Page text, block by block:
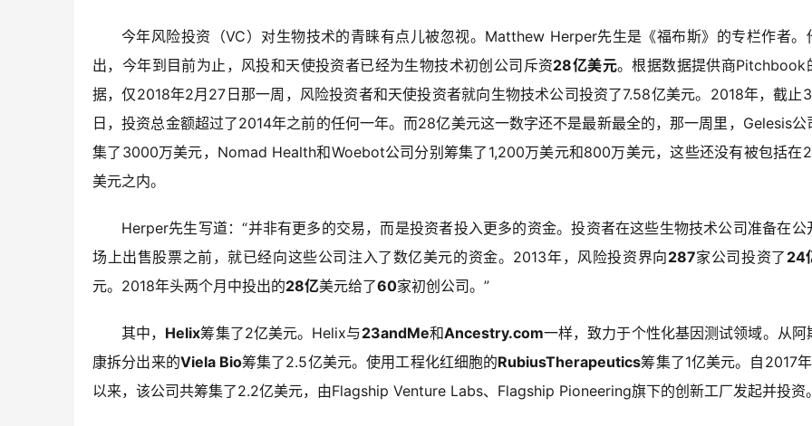
今年风险投资（VC）对生物技术的青睐有点儿被忽视。Matthew Herper先生是《福布斯》的专栏作者。
出，今年到目前为止，风投和天使投资者已经为生物技术初创公司斥资28亿美元。根据数据提供商Pitchbook
据，仅2018年2月27日那一周，风险投资者和天使投资者就向生物技术公司投资了7.58亿美元。2018年，截止
日，投资总金额超过了2014年之前的任何一年。而28亿美元这一数字还不是最新最全的，那一周里，Gelesis公
集了3000万美元，Nomad Health和Woebot公司分别筹集了1,200万美元和800万美元，这些还没有被包括在
美元之内。
Herper先生写道：“并非有更多的交易，而是投资者投入更多的资金。投资者在这些生物技术公司准备在公
场上出售股票之前，就已经向这些公司注入了数亿美元的资金。2013年，风险投资界向287家公司投资了 24
元。2018年头两个月中投出的28亿美元给了60家初创公司。”
其中， Helix筹集了2亿美元。Helix与23andMe和Ancestry.com一样，致力于个性化基因测试领域。从阿
康拆分出来的Viela Bio筹集了2.5亿美元。使用工程化红细胞的RubiusTherapeutics筹集了1亿美元。自2017
以来，该公司共筹集了2.2亿美元，由Flagship Venture Labs、Flagship Pioneering旗下的创新工厂发起并投资。